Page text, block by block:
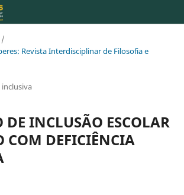
/
Revista Interdisciplinar de Filosofia e
inclusiva
DE INCLUSÃO ESCOLAR
COM DEFICIÊNCIA